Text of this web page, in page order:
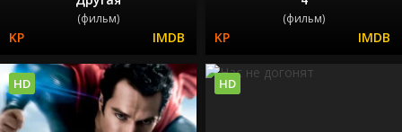
(фильм) (фильм)
HD HD